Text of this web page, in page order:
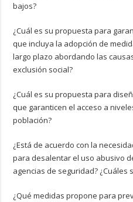
bajos?
¿Cuál es su propuesta para
que incluya la adopción de
largo plazo abordando las
exclusión social?
¿Cuál es su propuesta para
que garanticen el acceso a
población?
¿Está de acuerdo con la
para desalentar el uso abusivo
agencias de seguridad?
¿Qué medidas propone para